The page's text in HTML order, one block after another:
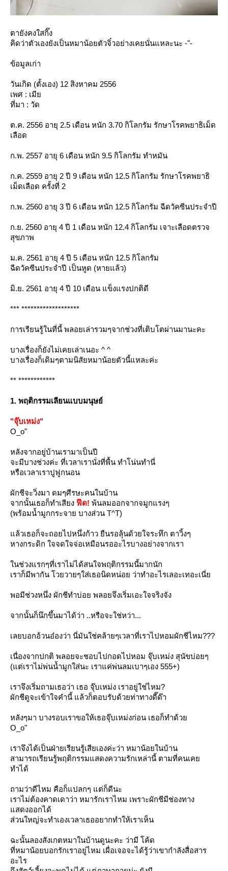
ตายังคงใสกิ๊ง
คิดว่าตัวเองยังเป็นหมาน้อยตัวจิ๋วอย่างเคยนั่นแหละนะ -"-
ข้อมูลเก่า
วันเกิด (ตั้งเอง) 12 สิงหาคม 2556
เพศ : เมี
ที่มา : วัด
ต.ค. 2556 อายุ 2.5 เดือน หนัก 3.70 กิโลกรัม รักษาโรคพยาธิเม็ด
เลือด
ก.พ. 2557 อายุ 6 เดือน หนัก 9.5 กิโลกรัม ทำหมัน
ก.ค. 2559 อายุ 2 ปี 9 เดือน หนัก 12.5 กิโลกรัม รักษาโรคพยาธิ
เม็ดเลือด ครั้งที่ 2
ก.พ. 2560 อายุ 3 ปี 6 เดือน หนัก 12.5 กิโลกรัม ฉีดวัคซีนประจำปี
ก.ย. 2560 อายุ 4 ปี 1 เดือน หนัก 12.4 กิโลกรัม เจาะเลือดตรวจ
สุขภาพ
ม.ค. 2561 อายุ 4 ปี 5 เดือน หนัก 12.5 กิโลกรัม
ฉีดวัคซีนประจำปี เป็นหูด (หายแล้ว)
มิ.ย. 2561 อายุ 4 ปี 10 เดือน แข็งแรงปกติดี
*** *******************
การเรียนรู้ในที่นี้ พลอยเล่ารวมๆจากช่วงที่เติบโตผ่านมานะคะ
บางเรื่องก็ยังไม่เคยเล่าเนอะ ^ ^
บางเรื่องก็เดิมๆตามนิสัยหมาน้อยตัวนี้แหละค่ะ
** ************
1. พฤติกรรมเลียนแบบมนุษย์
"จุ๊บเหม่ง"
O_o"
หลังจากอยู่บ้านเรามาเป็นปี
จะมีบางช่วงค่ะ ที่เวลาเรานั่งที่พื้น ทำโน่นทำนี่
หรือเวลาเราปูฟูกนอน
ผักชีจะวิ่งมา ดมๆศีรษะคนในบ้าน
จากนั้นเธอก็ทำเสียง ฟึด! พ้นลมออกจากจมูกแรงๆ
(พร้อมน้ำมูกกระจาย บางส่วน T^T)
ล้วเธอก็จะถอยไปหนึ่งก้าว ยืนรอลุ้นด้วยใจระทึก ตาวิ้งๆ
หางกระดิก ใจจดใจจ่อเหมือนรออะไรบางอย่างจากเรา
นช่วงแรกๆที่เราไม่ได้สนใจพฤติกรรมนี้มากนัก
เราก็มีพากัน โวยวายๆใส่เธอนิดหน่อย ว่าทำอะไรเลอะเทอะเนี่
พอมีช่วงหนึ่ง ผักชีทำบ่อย พลอยจึงเริ่มเอะใจจริงจัง
จากนั้นก็นึกขึ้นมาได้ว่า ..หรือจะใช่หว่า...
เลยบอกอ้วนอ๋องว่า นี่มันใช่คล้ายๆเวลาที่เราไปหอมผักชีไหม???
เนื่องจากปกติ พลอยจะชอบไปกอดไปหอม จุ๊บเหม่ง สุนัขบ่อยๆ
(แต่เราไม่พ่นน้ำมูกใส่นะ เราแค่พ่นลมเบาๆเอง 555+)
เราจึงเริ่มถามเธอว่า เธอ จุ๊บเหม่ง เราอยู่ใช่ไหม?
ผักชีดูจะเข้าใจคำนี้ แล้วก็ตอบรับด้วยท่าทางดี๊ด๊า
หลังๆมา บางรอบเราขอให้เธอจุ๊บเหม่งก่อน เธอก็ทำด้ว
O_o"
เราจึงได้เป็นฝ่ายเรียนรู้เสียเองค่ะว่า หมาน้อยในบ้าน
สามารถเรียนรู้พฤติกรรมแสดงความรักเหล่านี้ ตามที่คนเค
ทำได้
ถามว่าดีไหม คือก็แปลกๆ แต่ก็ดีนะ
เราไม่ต้องคาดเดาว่า หมารักเราไหม เพราะผักชีมีช่องทาง
สดงออกได้
ส่วนใหญ่จะทำเองเวลาเธออยากทำให้เราเห็น
ฉะนั้นลองสังเกตหมาในบ้านดูนะคะ ว่ามี โค้ด
ที่หมาน้อยบอกรักเราอยู่ไหม เผื่อเจอจะได้รู้ว่าเขากำลังสื่อสาร
อะไร